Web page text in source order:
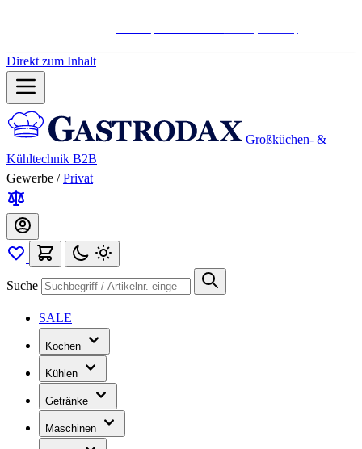
Direkt zum Inhalt
Großküchen- &
Kühltechnik B2B
Gewerbe / Privat
Suche
SALE
Kochen
Kühlen
Getränke
Maschinen